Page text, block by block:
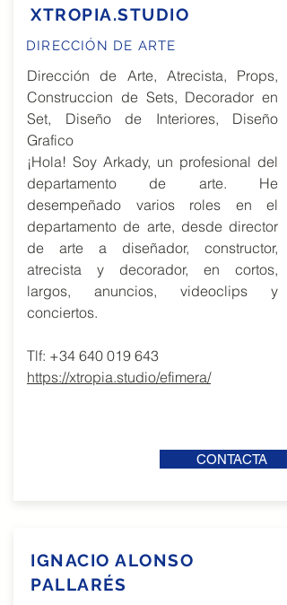
XTROPIA.STUDIO
DIRECCIÓN DE ARTE
Dirección de Arte, Atrecista, Props,
Construccion de Sets, Decorador en
Set, Diseño de Interiores, Diseño
Grafico
¡Hola! Soy Arkady, un profesional del
departamento de arte. He
desempeñado varios roles en el
departamento de arte, desde director
de arte a diseñador, constructor,
atrecista y decorador, en cortos,
largos, anuncios, videoclips y
conciertos.
Tlf: +34 640 019 643
https://xtropia.studio/efimera/
CONTACTA
IGNACIO ALONSO
PALLARÉS